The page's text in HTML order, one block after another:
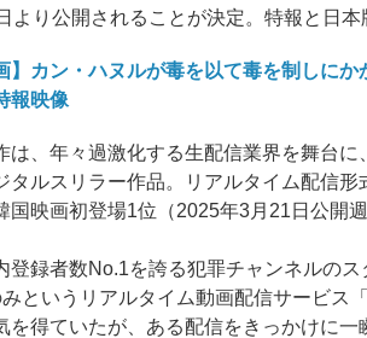
より公開されることが決定。特報と日
】カン・ハヌルが毒を以て毒を制しに
報映像
、年々過激化する生配信業界を舞台に
タルスリラー作品。リアルタイム配信
国映画初登場1位（2025年3月21日公開
録者数No.1を誇る犯罪チャンネルの
というリアルタイム動画配信サービス
を得ていたが、ある配信をきっかけに